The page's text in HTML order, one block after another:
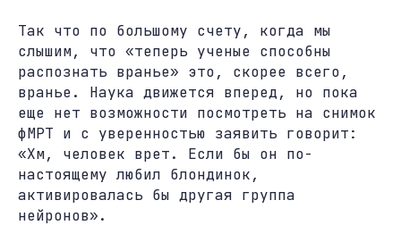
Так что по большому счету, когда мы
слышим, что «теперь ученые способны
распознать вранье» это, скорее всего,
вранье. Наука движется вперед, но пока
еще нет возможности посмотреть на снимок
фМРТ и с уверенностью заявить говорит:
«Хм, человек врет. Если бы он по-
настоящему любил блондинок,
активировалась бы другая группа
нейронов».